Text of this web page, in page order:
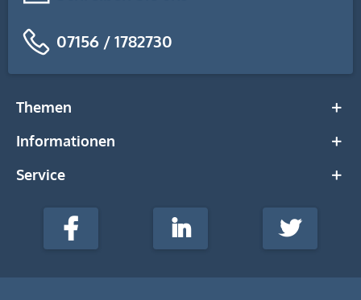
07156 / 1782730
Themen
Informationen
Service
stempel-
Media
Facebook LinkedIn Twitter